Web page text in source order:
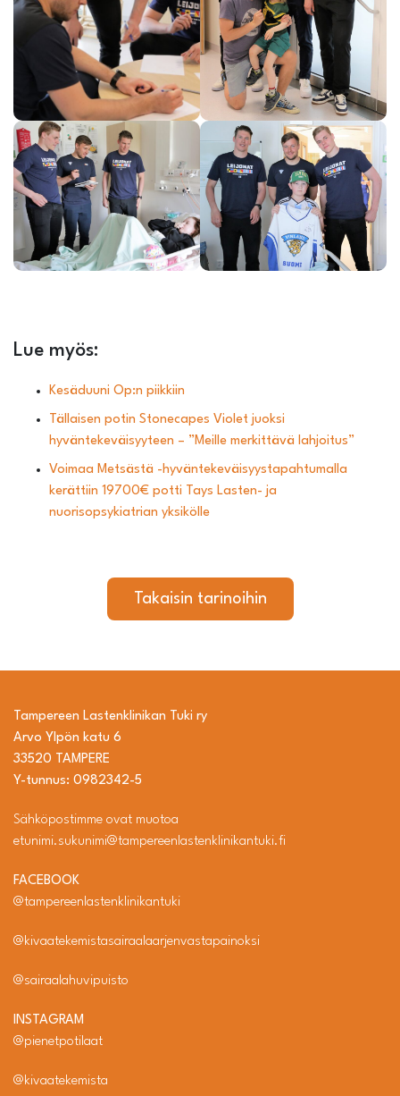
Lue myös:
Kesäduuni Op:n piikkiin
Tällaisen potin Stonecapes Violet juoksi
hyväntekeväisyyteen – ”Meille merkittävä lahjoitus”
Voimaa Metsästä -hyväntekeväisyystapahtumalla
kerättiin 19700€ potti Tays Lasten- ja
nuorisopsykiatrian yksikölle
Takaisin tarinoihin
Tampereen Lastenklinikan Tuki ry
Arvo Ylpön katu 6
33520 TAMPERE
Y-tunnus: 0982342-5
Sähköpostimme ovat muotoa
etunimi.sukunimi@tampereenlastenklinikantuki.fi
FACEBOOK
@tampereenlastenklinikantuki
@kivaatekemistasairaalaarjenvastapainoksi
@sairaalahuvipuisto
INSTAGRAM
@pienetpotilaat
@kivaatekemista